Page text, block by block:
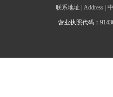
联系地址 | Address |
营业执照代码：